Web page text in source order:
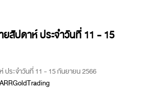
ยสัปดาห์ ประจำวันที่ 11 - 15
ประจำวันที่ 11 - 15 กันยายน 2566
ARRGoldTrading